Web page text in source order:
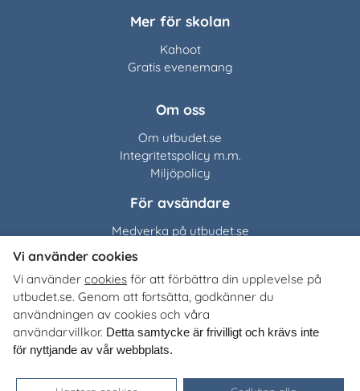
Mer för skolan
Kahoot
Gratis evenemang
Om oss
Om utbudet.se
Integritetspolicy m.m.
Miljöpolicy
För avsändare
Medverka på utbudet.se
Utbudet.se distribuerar
organisationers, myndigheters och företags egna material
till Sveriges alla skolor, universitet och högskolor. Tjänsten
är kostnadsfri för lärare, studie- och yrkesvägledare och
annan skolpersonal.
Vi använder cookies
Vi använder cookies för att förbättra din upplevelse på
utbudet.se. Genom att fortsätta, godkänner du
användningen av cookies och våra
användarvillkor. Detta samtycke är frivilligt och krävs inte
för nyttjande av vår webbplats.